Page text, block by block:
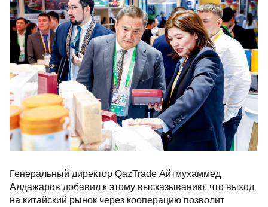
Генеральный директор QazTrade Айтмухаммед
Алдажаров добавил к этому высказыванию, что выход
на китайский рынок через кооперацию позволит